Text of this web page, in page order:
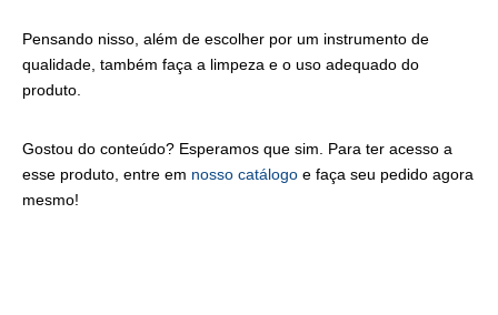
Pensando nisso, além de escolher por um instrumento de
qualidade, também faça a limpeza e o uso adequado do
produto.
Gostou do conteúdo? Esperamos que sim. Para ter acesso a
esse produto, entre em nosso catálogo e faça seu pedido agora
mesmo!